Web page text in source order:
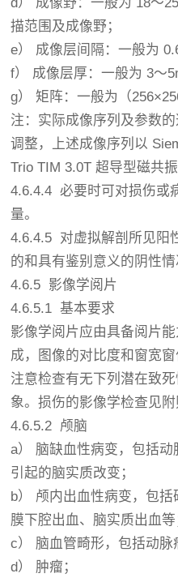
描范围及成像野；
e） 成像层间隔：一般为
f） 成像层厚：一般为 3～
g） 矩阵：一般为（
注：实际成像序列及参数
调整，上述成像序列以
Trio TIM 3.0T 超导型磁共振
4.6.4.4 必要时可对损伤或
量。
4.6.4.5 对虚拟解剖所见阳
的和具有鉴别意义的阴性情
4.6.5 影像学阅片
4.6.5.1 基本要求
影像学阅片应由具备阅片
成，图像的对比度和窗宽
注意检查有无下列潜在致
象。损伤的影像学检查见附
4.6.5.2 颅脑
a） 脑缺血性病变，包括
引起的脑实质改变；
b） 颅内出血性病变，包
膜下腔出血、脑实质出血等
c） 脑血管畸形，包括动脉
d） 肿瘤；